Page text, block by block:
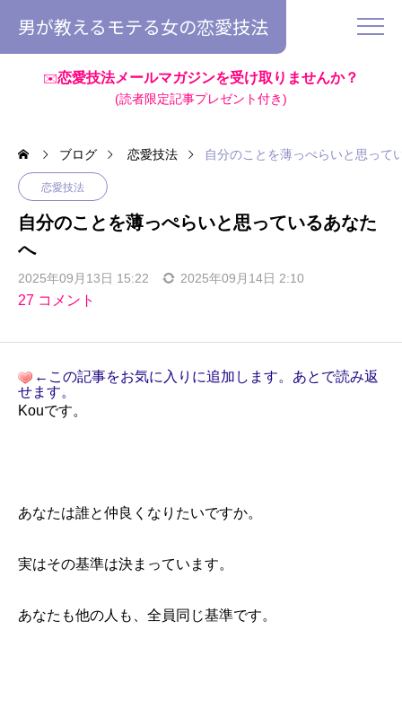
男が教えるモテる女の恋愛技法
✉️恋愛技法メールマガジンを受け取りませんか？
(読者限定記事プレゼント付き)
ブログ 恋愛技法 自分のことを薄っぺらいと思って
恋愛技法
自分のことを薄っぺらいと思っているあなた
へ
2025年09月13日 15:22 2025年09月14日 2:10
27 コメント
←この記事をお気に入りに追加します。あとで読み返
せます。
Kouです。
あなたは誰と仲良くなりたいですか。
実はその基準は決まっています。
あなたも他の人も、全員同じ基準です。